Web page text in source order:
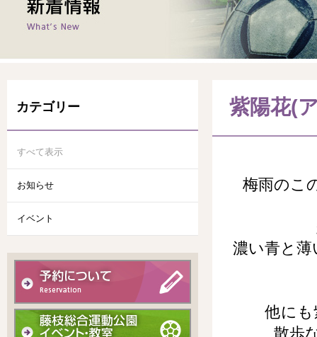
紫陽花(
梅雨のこ
濃い青と
他に
散歩
カテゴリー
すべて表示
お知らせ
イベント